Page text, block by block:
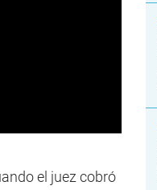
el juez cobró